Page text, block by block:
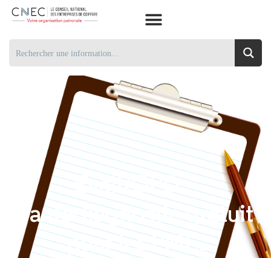
EvalRGPD –
l’autodiagnostic gratuit
pour les PME.